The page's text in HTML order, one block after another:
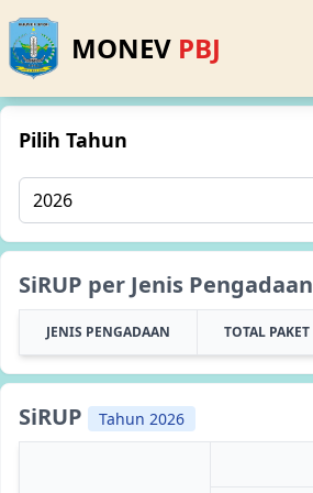
MONEV PBJ
Pilih Tahun
SiRUP per Jenis Pengadaan
JENIS PENGADAAN TOTAL PAKET
SiRUP Tahun 2026